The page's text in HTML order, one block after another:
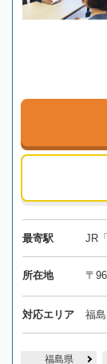
最寄駅 JR
所在地 〒
対応エリア 福島
福島県